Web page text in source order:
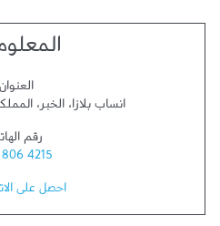
العنوان
انساب بلازا، الخبر،
رقم
4215
احصل على